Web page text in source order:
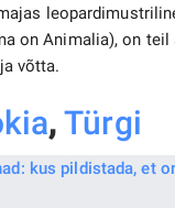
on Animalia), on
võtta.
,Türgi